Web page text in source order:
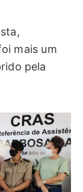
mais um
pela